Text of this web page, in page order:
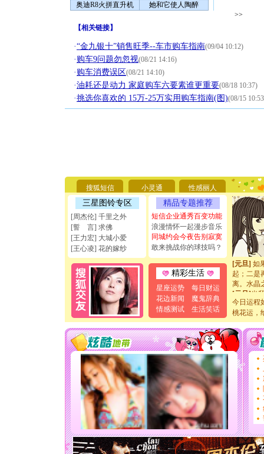
奥迪R8火拼直升机 她和它使人陶醉
>>
【相关链接】
·“金九银十”销售旺季--车市购车指南(09/04 10:12)
· 购车9问题勿忽视(08/21 14:16)
· 购车消费误区(08/21 14:10)
·油耗还是动力 家庭购车六要素谁更重要(08/18 10:37)
·挑选你喜欢的 15万-25万实用购车指南(图)(08/15
搜狐短信 小灵通 性感丽人
三星图铃专区
[周杰伦] 千里之外
[誓 言] 求佛
[王力宏] 大城小爱
[王心凌] 花的嫁纱
精品专题推荐
短信企业通秀百变功能
浪漫情怀一起漫步音乐
同城约会今夜告别寂寞
敢来挑战你的球技吗？
精彩生活
星座运势
每日财运
花边新闻
魔鬼辞典
情感测试
生活笑话
[圣诞节]
能正大
天都要快
[圣诞节]
如意,快
[元旦]看
断电。爱
你是我专
[元旦]如
起；二是
离。水晶
[元旦]当
泣，这
卖了。水
[春节]风
颜！冬去
道一声平
[春节]传
片叶子
送你一
[圣诞节]
你太多
要平安
[圣诞节]
能正大
天都要快
[圣诞节]
如意,快
今日运程
桃花运，